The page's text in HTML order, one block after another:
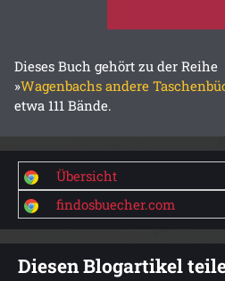
Dieses Buch gehört zu der Reihe
»Wagenbachs andere
etwa 111 Bände.
Übersicht
findosbuecher.com
Diesen Blogartikel